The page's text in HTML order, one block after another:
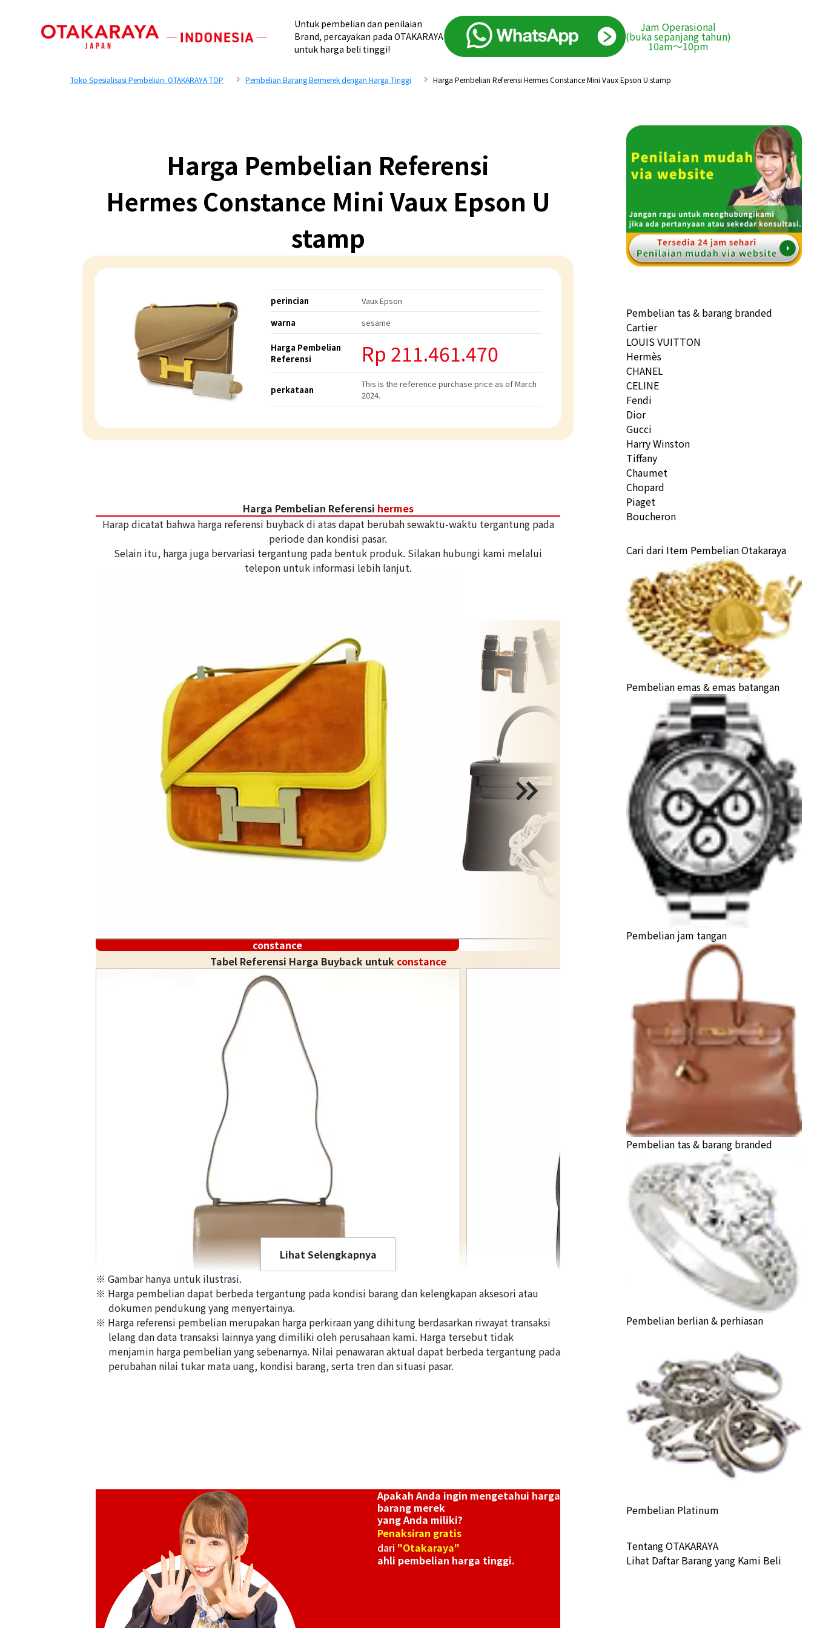
Untuk pembelian dan penilaian
Brand, percayakan pada OTAKARAYA
untuk harga beli tinggi!
Jam Operasional
(buka sepanjang tahun)
10am〜10pm
Toko Spesialisasi Pembelian. OTAKARAYA TOP Pembelian Barang Bermerek dengan Harga Tinggi Harga Pembelian Referensi Hermes Constance Mini Vaux Epson U stamp
Harga Pembelian Referensi
Hermes Constance Mini Vaux Epson U
stamp
perincian
Vaux Epson
warna
sesame
Harga Pembelian
Referensi
Rp 211.461.470
perkataan
This is the reference purchase price as of March
2024.
Harga Pembelian Referensi hermes
Harap dicatat bahwa harga referensi buyback di atas dapat berubah sewaktu-waktu tergantung pada
periode dan kondisi pasar.
Selain itu, harga juga bervariasi tergantung pada bentuk produk. Silakan hubungi kami melalui
telepon untuk informasi lebih lanjut.
constance
Tabel Referensi Harga Buyback untuk constance
Hermes Constance 24 Leather
Referensi Harga Buyback
61.063.740
Hermes Constance 23 Box Calf ?engraved
Referensi Harga Buyback
Lihat Selengkapnya
※ Gambar hanya untuk ilustrasi.
※ Harga pembelian dapat berbeda tergantung pada kondisi barang dan kelengkapan aksesori atau
dokumen pendukung yang menyertainya.
※ Harga referensi pembelian merupakan harga perkiraan yang dihitung berdasarkan riwayat transaksi
lelang dan data transaksi lainnya yang dimiliki oleh perusahaan kami. Harga tersebut tidak
menjamin harga pembelian yang sebenarnya. Nilai penawaran aktual dapat berbeda tergantung pada
perubahan nilai tukar mata uang, kondisi barang, serta tren dan situasi pasar.
Apakah Anda ingin mengetahui harga
barang merek
yang Anda miliki?
Penaksiran gratis
dari "Otakaraya"
ahli pembelian harga tinggi.
Pembelian tas & barang branded
Cartier
LOUIS VUITTON
Hermès
CHANEL
CELINE
Fendi
Dior
Gucci
Harry Winston
Tiffany
Chaumet
Chopard
Piaget
Boucheron
Cari dari Item Pembelian Otakaraya
Pembelian emas & emas batangan
Pembelian jam tangan
Pembelian tas & barang branded
Pembelian berlian & perhiasan
Pembelian Platinum
Tentang OTAKARAYA
Lihat Daftar Barang yang Kami Beli